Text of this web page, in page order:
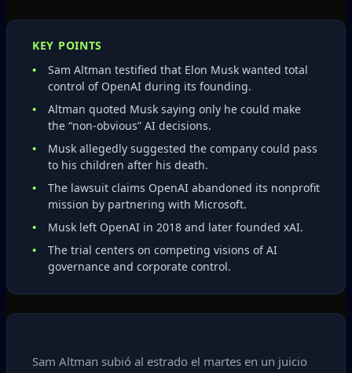
KEY POINTS
Sam Altman testified that Elon Musk wanted total
control of OpenAI during its founding.
Altman quoted Musk saying only he could make
the “non‑obvious” AI decisions.
Musk allegedly suggested the company could pass
to his children after his death.
The lawsuit claims OpenAI abandoned its nonprofit
mission by partnering with Microsoft.
Musk left OpenAI in 2018 and later founded xAI.
The trial centers on competing visions of AI
governance and corporate control.
Sam Altman subió al estrado el martes en un juicio